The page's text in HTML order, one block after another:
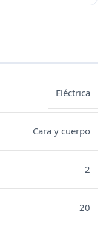
Eléctrica
Cara y cuerpo
2
20